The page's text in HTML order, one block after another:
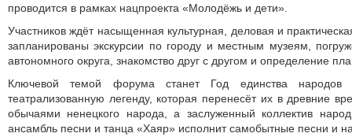
проводится в рамках нацпроекта «Молодёжь и дети».
Участников ждёт насыщенная культурная, деловая и
запланированы экскурсии по городу и местным музеям,
автономного округа, знакомство друг с другом и определение
Ключевой темой форума станет Год единства народов
театрализованную легенду, которая перенесёт их в древние
обычаями ненецкого народа, а заслуженный коллектив
ансамбль песни и танца «Хаяр» исполнит самобытные песни и